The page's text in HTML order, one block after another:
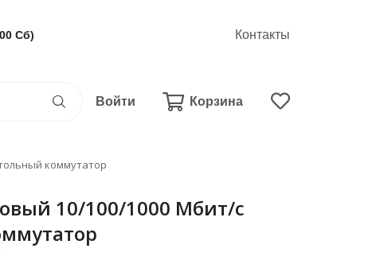
Сб) Контакты
Войти Корзина
коммутатор
10/100/1000 Мбит/с